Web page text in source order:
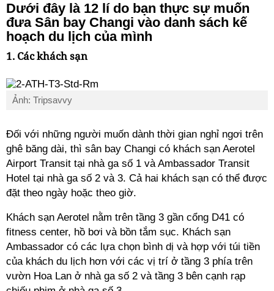
Dưới đây là 12 lí do bạn thực sự muốn
đưa Sân bay Changi vào danh sách kế
hoạch du lịch của mình
1. Các khách sạn
Ảnh: Tripsavvy
Đối với những người muốn dành thời gian nghỉ ngơi trên
ghê băng dài, thì sân bay Changi có khách sạn Aerotel
Airport Transit tại nhà ga số 1 và Ambassador Transit
Hotel tại nhà ga số 2 và 3. Cả hai khách sạn có thể được
đặt theo ngày hoặc theo giờ.
Khách sạn Aerotel nằm trên tầng 3 gần cổng D41 có
fitness center, hồ bơi và bồn tắm sục. Khách sạn
Ambassador có các lựa chọn bình dị và hợp với túi tiền
của khách du lịch hơn với các vị trí ở tầng 3 phía trên
vườn Hoa Lan ở nhà ga số 2 và tầng 3 bên cạnh rạp